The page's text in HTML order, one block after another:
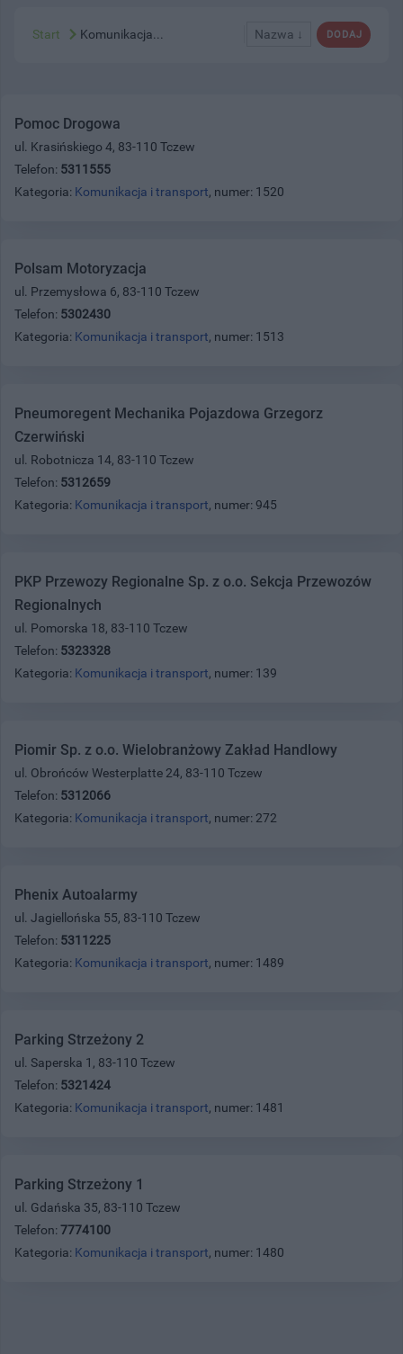
DODAJ
Nazwa ↓
Start Komunikacja...
Pomoc Drogowa
ul. Krasińskiego 4, 83-110 Tczew
Telefon: 5311555
Kategoria: Komunikacja i transport, numer: 1520
Polsam Motoryzacja
ul. Przemysłowa 6, 83-110 Tczew
Telefon: 5302430
Kategoria: Komunikacja i transport, numer: 1513
Pneumoregent Mechanika Pojazdowa Grzegorz
Czerwiński
ul. Robotnicza 14, 83-110 Tczew
Telefon: 5312659
Kategoria: Komunikacja i transport, numer: 945
PKP Przewozy Regionalne Sp. z o.o. Sekcja Przewozów
Regionalnych
ul. Pomorska 18, 83-110 Tczew
Telefon: 5323328
Kategoria: Komunikacja i transport, numer: 139
Piomir Sp. z o.o. Wielobranżowy Zakład Handlowy
ul. Obrońców Westerplatte 24, 83-110 Tczew
Telefon: 5312066
Kategoria: Komunikacja i transport, numer: 272
Phenix Autoalarmy
ul. Jagiellońska 55, 83-110 Tczew
Telefon: 5311225
Kategoria: Komunikacja i transport, numer: 1489
Parking Strzeżony 2
ul. Saperska 1, 83-110 Tczew
Telefon: 5321424
Kategoria: Komunikacja i transport, numer: 1481
Parking Strzeżony 1
ul. Gdańska 35, 83-110 Tczew
Telefon: 7774100
Kategoria: Komunikacja i transport, numer: 1480